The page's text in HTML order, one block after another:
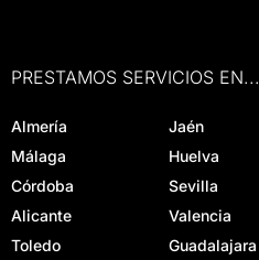
PRESTAMOS SERVICIOS EN...
Almería Jaén
Málaga
Huelva
Córdoba
Sevilla
Alicante
Valencia
Toledo
Guadalajara